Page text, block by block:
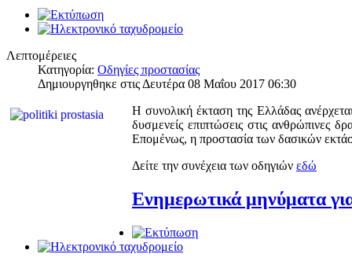
Λεπτομέρειες
Κατηγορία: Οδηγίες προστασίας
Δημιουργηθηκε στις Δευτέρα 08 Μαΐου 2017 06:30
Η συνολική έκταση της Ελλάδας
δυσμενείς επιπτώσεις στις ανθρώπινες
Επομένως, η προστασία των δασικών
Δείτε την συνέχεια των οδηγιών εδώ
Ενημερωτικά μηνύματα